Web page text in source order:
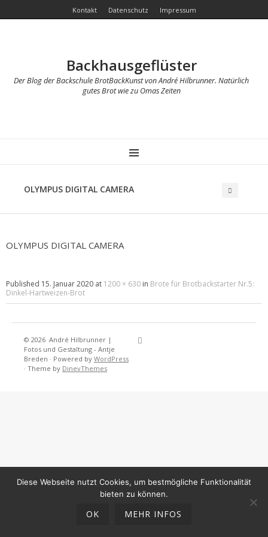
Kontakt Datenschutz Impressum
Backhausgeflüster
Der Blog der Backschule BrotBackKunst von André Hilbrunner. Natürlich
gutes Brot wie zu Omas Zeiten
MENU
OLYMPUS DIGITAL CAMERA
OLYMPUS DIGITAL CAMERA
Published 15. Januar 2020 at 1200 × 630 in Brote für Brotbackstarter Nr.5:
Dinkel-Hartweizen-Brot
© 2026 André Hilbrunner |
Fotos und Gestaltung - Antje
Breden · Powered by WordPress
· Theme by DinevThemes
Diese Webseite nutzt Cookies, um bestmögliche Funktionalität
bieten zu können.
OK MEHR INFOS